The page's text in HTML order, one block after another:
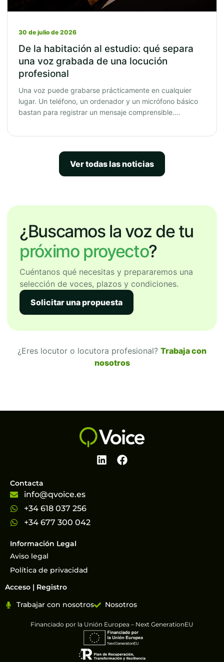
30 de julio de 2026
De la habitación al estudio: qué separa
una voz grabada de una locución
profesional
Una voz puede grabarse prácticamente en cualquier
lugar. Un teléfono, un ordenador y un micrófono básico
bastan para registrar un mensaje comprensible.…
Ver todas las noticias
¿Buscamos la voz de tu
próximo proyecto?
Cuéntanos qué necesitas y prepararemos una
selección de voces, plazos y condiciones.
Solicitar una propuesta
¿Eres locutor o locutora profesional? Trabaja con
nosotros
Información Legal
Aviso legal
Política de privacidad
Contacta
info@qvoice.es
+34 618 037 256
+34 677 300 042
Acceso | Registro
Trabajar con nosotros
Nosotros
Financiado por la Unión Europea – Next GenerationEU